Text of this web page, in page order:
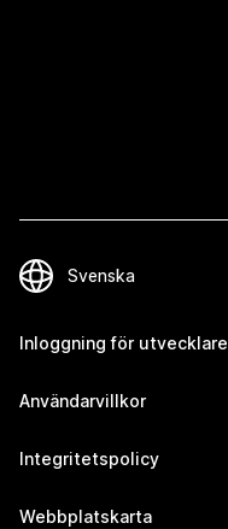
Inloggning för utvecklare
Användarvillkor
Integritetspolicy
Webbplatskarta